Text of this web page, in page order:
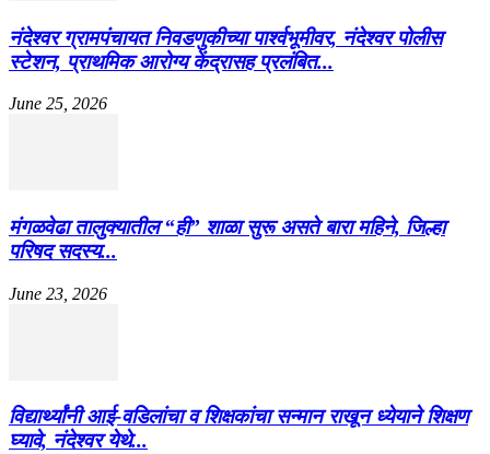
नंदेश्वर ग्रामपंचायत निवडणुकीच्या पार्श्वभूमीवर, नंदेश्वर पोलीस
स्टेशन, प्राथमिक आरोग्य केंद्रासह प्रलंबित...
June 25, 2026
मंगळवेढा तालुक्यातील “ही” शाळा सुरू असते बारा महिने, जिल्हा
परिषद सदस्य...
June 23, 2026
विद्यार्थ्यांनी आई-वडिलांचा व शिक्षकांचा सन्मान राखून ध्येयाने शिक्षण
घ्यावे, नंदेश्वर येथे...